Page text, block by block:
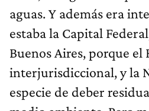
aguas. Y además era
estaba la Capital
Buenos Aires, porque el
interjurisdiccional, y la
especie de deber